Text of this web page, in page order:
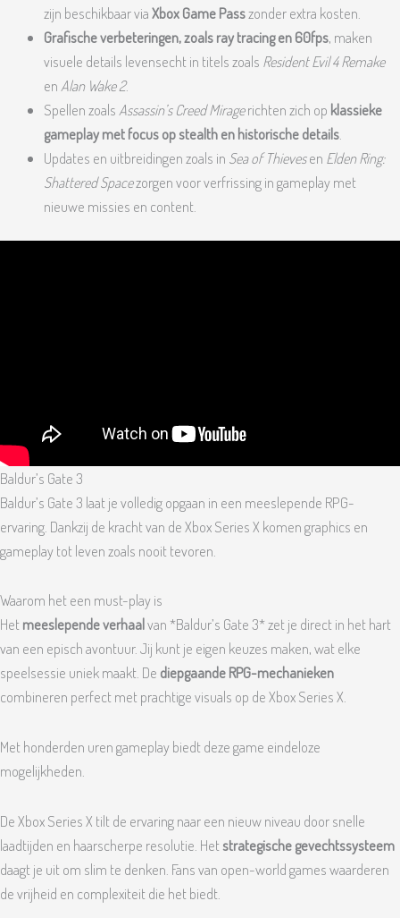
zijn beschikbaar viaXbox Game Passzonder extra kosten.
Grafische verbeteringen, zoals ray tracing en 60fps, maken
visuele details levensecht in titels zoals Resident Evil 4 Remake
en Alan Wake 2.
Spellen zoals Assassin’s Creed Miragerichten zich op klassieke
gameplay met focus op stealth en historische details
Updates en uitbreidingen zoals in Sea of Thievesen Elden Ring:
Shattered Spacezorgen voor verfrissing in gameplay met
nieuwe missies en content.
Baldur’s Gate 3
Baldur’s Gate 3 laat je volledig opgaan in een meeslepende RPG-
ervaring. Dankzij de kracht van de Xbox Series X komen graphics en
gameplay tot leven zoals nooit tevoren.
Waarom het een must-play is
Hetmeeslepende verhaalvan *Baldur’s Gate 3* zet je direct in het hart
van een episch avontuur. Jij kunt je eigen keuzes maken, wat elke
speelsessie uniek maakt. De diepgaande RPG-mechanieken
combineren perfect met prachtige visuals op de Xbox Series X.
Met honderden uren gameplay biedt deze game eindeloze
mogelijkheden.
De Xbox Series X tilt de ervaring naar een nieuw niveau door snelle
laadtijden en haarscherpe resolutie. Hetstrategische gevechtssysteem
daagt je uit om slim te denken. Fans van open-world games waarderen
de vrijheid en complexiteit die het biedt.